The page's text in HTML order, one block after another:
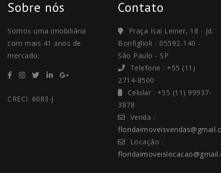
Sobre nós
Somos uma imobiliária
com mais 41 anos de
mercado;
CRECI: 6083-J
Contato
Praça Isai Leiner, 18 - Jd.
Bonfiglioli - 05592-140 -
São Paulo - SP
Telefone : +55 (11)
2714-8500
Celular : +55 (11) 99937-
3878
Venda :
Locação :